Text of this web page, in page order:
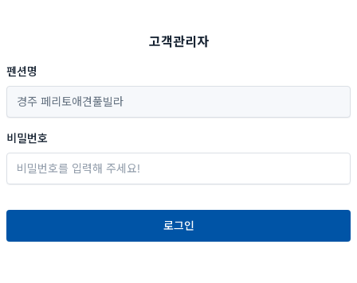
고객관리자
펜션명
비밀번호
로그인